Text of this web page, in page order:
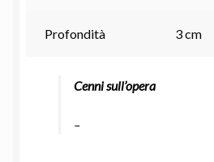
Profondità 3 cm
Cenni sull’opera
–